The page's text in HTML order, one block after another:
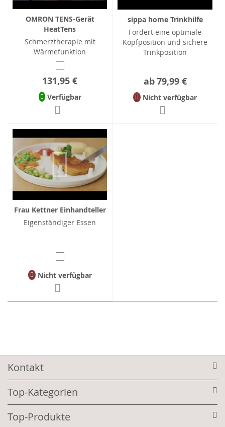
OMRON TENS-Gerät
HeatTens
Schmerztherapie mit
Wärmefunktion
131,95 €
Verfügbar
sippa home Trinkhilfe
Fördert eine optimale
Kopfposition und sichere
Trinkposition
ab79,99 €
Nicht verfügbar
Frau Kettner Einhandteller
Eigenständiger Essen
Nicht verfügbar
Kontakt
Top-Kategorien
Top-Produkte